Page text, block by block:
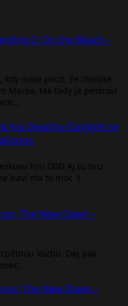
2: On the Beach –
máte pocit, že chodíte
Marsu, tak tady je pestrost
hra Dead by Daylight se
hru DBD Aj tu hru
baví ma to moc :)
The New Dawn –
vazbu. Dej pak
The New Dawn –